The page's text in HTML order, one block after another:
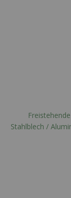
Freistehende
Stahlblech /